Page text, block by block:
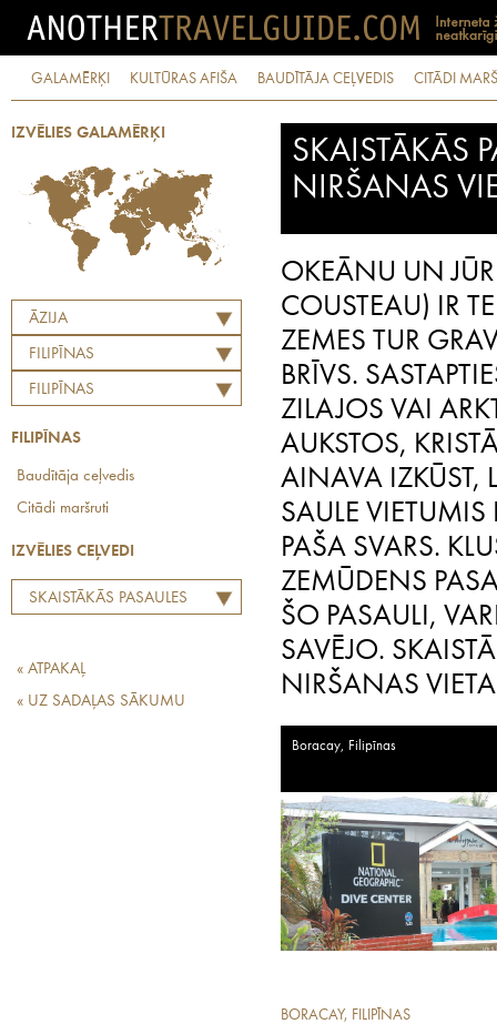
GALAMĒRĶI KULTŪRAS AFIŠA BAUDĪTĀJA CEĻVEDIS CITĀDI
IZVĒLIES GALAMĒRĶI
ĀZIJA
FILIPĪNAS
FILIPĪNAS
FILIPĪNAS
Baudītāja ceļvedis
Citādi maršruti
IZVĒLIES CEĻVEDI
SKAISTĀKĀS PASAULES
IMANTS JANSONS
« ATPAKAĻ
« UZ SADAĻAS SĀKUMU
SKAISTĀKĀS
NIRŠANAS
OKEĀNU UN
COUSTEAU) IR
ZEMES TUR
BRĪVS.
ZILAJOS VAI
AUKSTOS,
AINAVA IZKŪST,
SAULE
PAŠA SVARS.
ZEMŪDENS
ŠO PASAULI,
SAVĒJO.
NIRŠANAS
Boracay, Filipīnas
BORACAY, FILIPĪNAS